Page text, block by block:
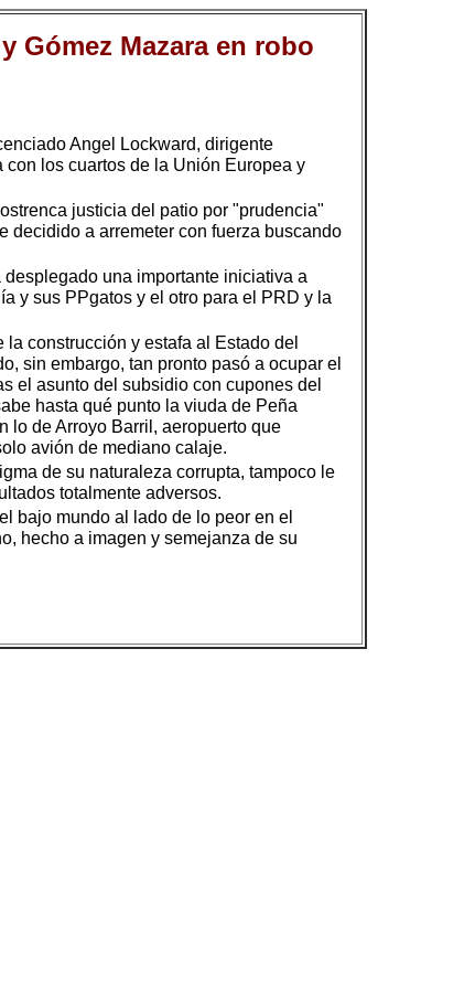
Gómez Mazara en robo
Angel Lockward, dirigente
los cuartos de la Unión Europea y
justicia del patio por "prudencia"
decidido a arremeter con fuerza buscando
una importante iniciativa a
y sus PPgatos y el otro para el PRD y la
construcción y estafa al Estado del
sin embargo, tan pronto pasó a ocupar el
el asunto del subsidio con cupones del
hasta qué punto la viuda de Peña
lo de Arroyo Barril, aeropuerto que
avión de mediano calaje.
de su naturaleza corrupta, tampoco le
totalmente adversos.
bajo mundo al lado de lo peor en el
hecho a imagen y semejanza de su